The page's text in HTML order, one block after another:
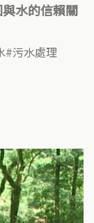
與水的信賴關
污水處理